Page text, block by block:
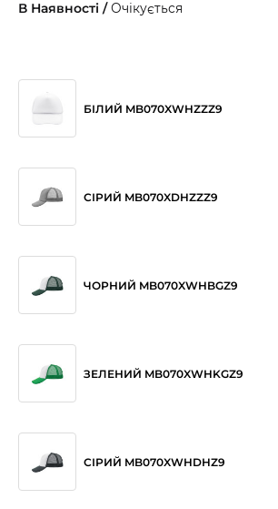
В Наявності /Очікується
БІЛИЙ MB070XWHZZZ9
СІРИЙ MB070XDHZZZ9
ЧОРНИЙ MB070XWHBGZ9
ЗЕЛЕНИЙ MB070XWHKGZ9
СІРИЙ MB070XWHDHZ9